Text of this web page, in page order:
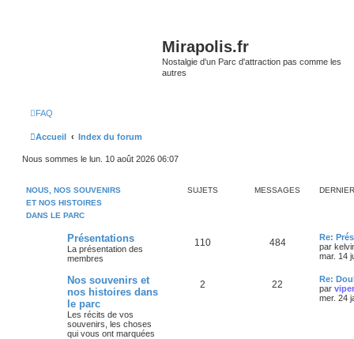
Mirapolis.fr
Nostalgie d'un Parc d'attraction pas comme les
autres
FAQ
Accueil Index du forum
Nous sommes le lun. 10 août 2026 06:07
NOUS, NOS SOUVENIRS
ET NOS HISTOIRES
DANS LE PARC
SUJETS MESSAGES
Présentations
La présentation des
membres
110 484
Re:
par
mar. 14
Nos souvenirs et
nos histoires dans
le parc
Les récits de vos
souvenirs, les choses
qui vous ont marquées
2 22
Re:
par
mer. 24